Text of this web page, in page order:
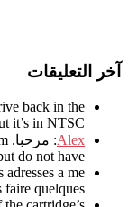
آخر التعليقات
back in the
it’s in NTSC
Alex: مرحبا.
do not have..
adresses a me
quelques..